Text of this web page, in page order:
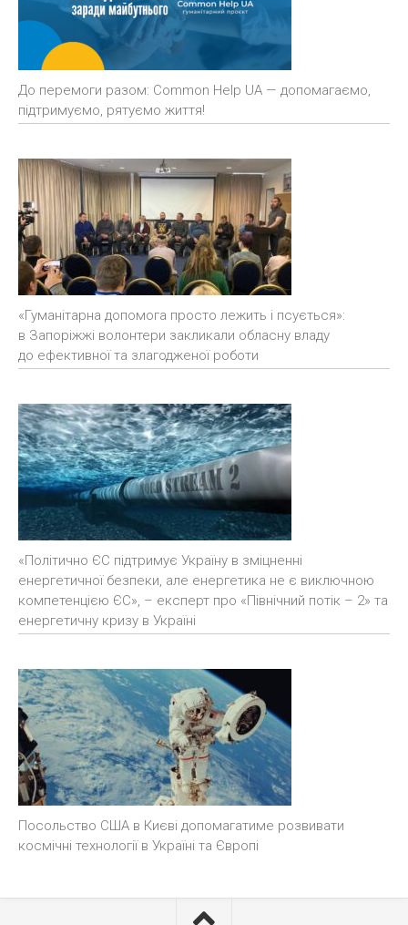
До перемоги разом: Common Help UA — допомагаємо,
підтримуємо, рятуємо життя!
«Гуманітарна допомога просто лежить і псується»:
в Запоріжжі волонтери закликали обласну владу
до ефективної та злагодженої роботи
«Політично ЄС підтримує Україну в зміцненні
енергетичної безпеки, але енергетика не є виключною
компетенцією ЄС», – експерт про «Північний потік – 2» та
енергетичну кризу в Україні
Посольство США в Києві допомагатиме розвивати
космічні технології в Україні та Європі